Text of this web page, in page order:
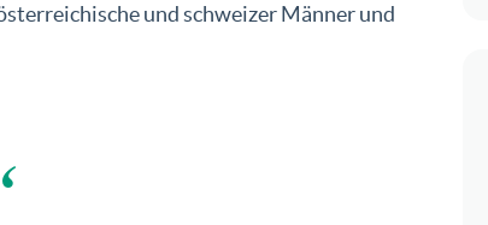
und schweizer Männer und